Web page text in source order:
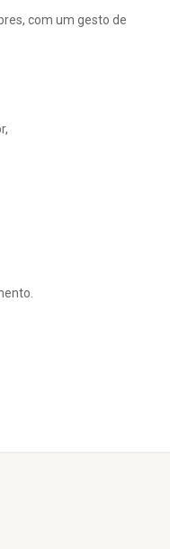
com um gesto de